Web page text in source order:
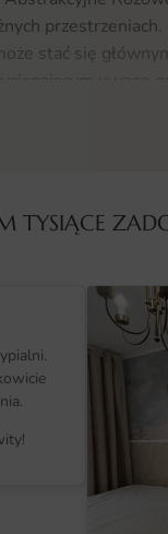
stać się
ją również
innych możliwości
się z naszą
jakości
Drukowane na
intensywne
Dzięki
produkty są
TYSIĄCE